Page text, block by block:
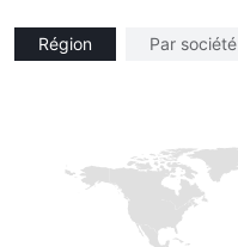
Région Par société